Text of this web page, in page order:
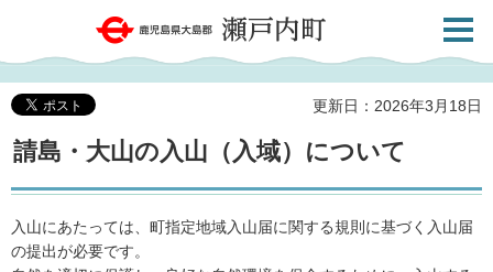
鹿児島県大島郡 瀬戸内町
共通メ
更新日：2026年3月18日
請島・大山の入山（入域）について
入山にあたっては、町指定地域入山届に関する規則に基づく入山届
の提出が必要です。